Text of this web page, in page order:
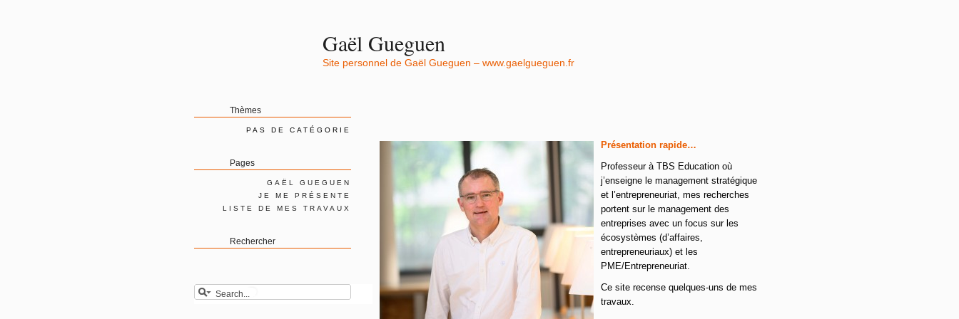
Gaël Gueguen
Site personnel de Gaël Gueguen – www.gaelgueguen.fr
Présentation rapide…
Professeur à TBS Education où
j’enseigne le management stratégique
et l’entrepreneuriat, mes recherches
portent sur le management des
entreprises avec un focus sur les
écosystèmes (d’affaires,
entrepreneuriaux) et les
PME/Entrepreneuriat.
Ce site recense quelques-uns de mes
travaux.
Thèmes
PAS DE CATÉGORIE
Pages
GAËL GUEGUEN
JE ME PRÉSENTE
LISTE DE MES TRAVAUX
Rechercher